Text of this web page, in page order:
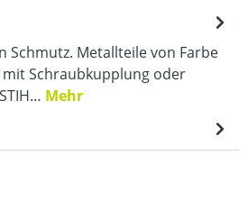
Schmutz. Metallteile von Farbe
mit Schraubkupplung oder
Mehr